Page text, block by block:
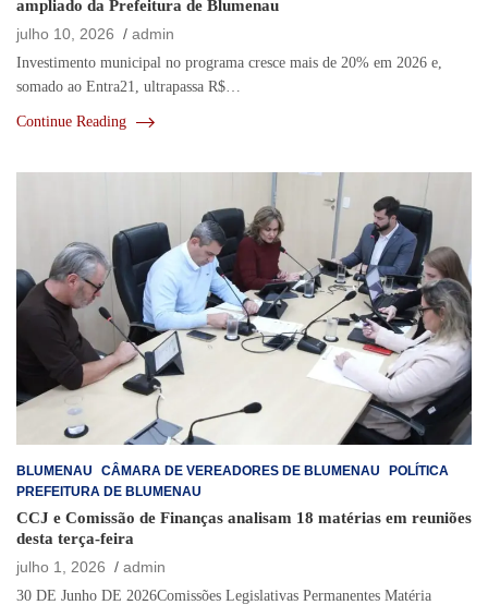
ampliado da Prefeitura de Blumenau
julho 10, 2026
admin
Investimento municipal no programa cresce mais de 20% em 2026 e,
somado ao Entra21, ultrapassa R$…
Continue Reading
BLUMENAU CÂMARA DE VEREADORES DE BLUMENAU
POLÍTICA
PREFEITURA DE BLUMENAU
CCJ e Comissão de Finanças analisam 18 matérias em reuniões
desta terça-feira
julho 1, 2026
admin
30 DE Junho DE 2026Comissões Legislativas Permanentes Matéria